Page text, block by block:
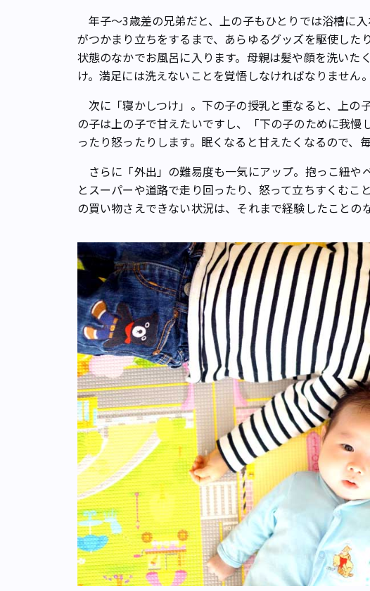
年子～3歳差の兄弟だと、上の子もひとりでは浴槽に
がつかまり立ちをするまで、あらゆるグッズを駆使した
状態のなかでお風呂に入ります。母親は髪や顔を洗いた
け。満足には洗えないことを覚悟しなければなりません。
次に「寝かしつけ」。下の子の授乳と重なると、上の
の子は上の子で甘えたいですし、「下の子のために我慢
ったり怒ったりします。眠くなると甘えたくなるので、
さらに「外出」の難易度も一気にアップ。抱っこ紐や
とスーパーや道路で走り回ったり、怒って立ちすくむこ
の買い物さえできない状況は、それまで経験したことの